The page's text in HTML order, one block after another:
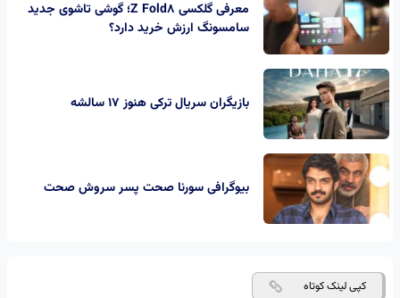
معرفی گلکسی Z Fold8؛ گوشی تاشوی جدید
سامسونگ ارزش خرید دارد؟
بازیگران سریال ترکی هنوز ۱۷ سالشه
بیوگرافی سورنا صحت پسر سروش صحت
کپی لینک کوتاه